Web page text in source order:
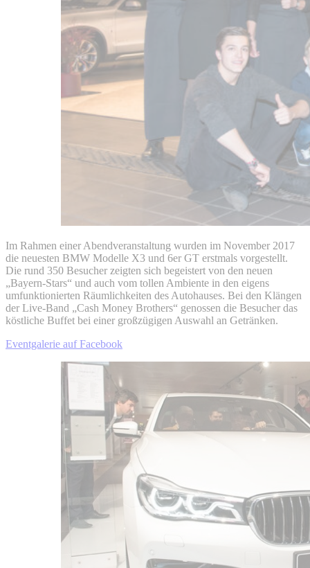
Im Rahmen einer Abendveranstaltung wurden im November 2017
die neuesten BMW Modelle X3 und 6er GT erstmals vorgestellt.
Die rund 350 Besucher zeigten sich begeistert von den neuen
„Bayern-Stars“ und auch vom tollen Ambiente in den eigens
umfunktionierten Räumlichkeiten des Autohauses. Bei den Klängen
der Live-Band „Cash Money Brothers“ genossen die Besucher das
köstliche Buffet bei einer großzügigen Auswahl an Getränken.
Eventgalerie auf Facebook